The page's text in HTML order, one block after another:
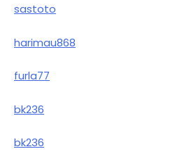
sastoto
harimau868
furla77
bk236
bk236